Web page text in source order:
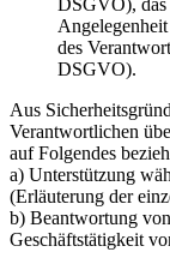
DSGVO), das
des
DSGVO).
Aus
Verantwortlichen
auf Folgendes
a) Unterstützung
(Erläuterung der
b) Beantwortung
Geschäftstätigkeit